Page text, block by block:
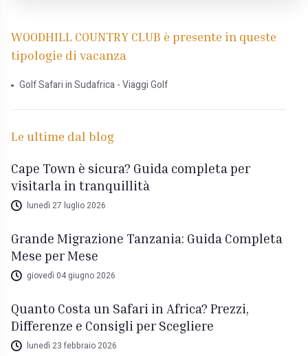
WOODHILL COUNTRY CLUB è presente in queste
tipologie di vacanza
Golf Safari in Sudafrica - Viaggi Golf
Le ultime dal blog
Cape Town è sicura? Guida completa per
visitarla in tranquillità
lunedì 27 luglio 2026
Grande Migrazione Tanzania: Guida Completa
Mese per Mese
giovedì 04 giugno 2026
Quanto Costa un Safari in Africa? Prezzi,
Differenze e Consigli per Scegliere
lunedì 23 febbraio 2026